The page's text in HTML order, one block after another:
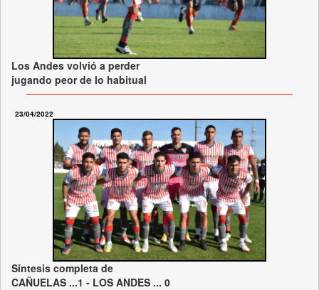
Los Andes volvió a perder
jugando peor de lo habitual
23/04/2022
Síntesis completa de
CAÑUELAS ...1 - LOS ANDES ... 0